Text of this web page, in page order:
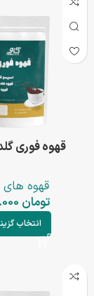
قهوه فوری
قهوه های
تومان
انتخاب